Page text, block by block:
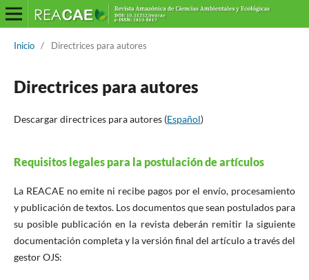
Inicio / Directrices para autores
Directrices para autores
Descargar directrices para autores (Español)
Requisitos legales para la postulación de artículos
La REACAE no emite ni recibe pagos por el envío, procesamiento
y publicación de textos. Los documentos que sean postulados para
su posible publicación en la revista deberán remitir la siguiente
documentación completa y la versión final del artículo a través del
gestor OJS: